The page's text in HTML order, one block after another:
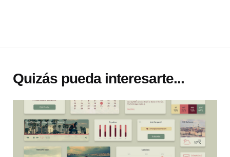
Quizás pueda interesarte...